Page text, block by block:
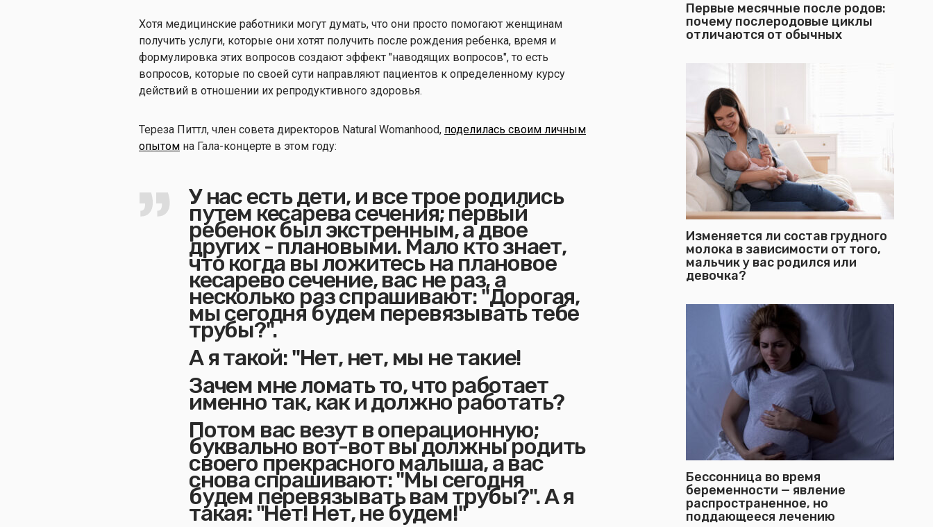
Хотя медицинские работники могут думать, что они просто помогают женщинам
получить услуги, которые они хотят получить после рождения ребенка, время и
формулировка этих вопросов создают эффект "наводящих вопросов", то есть
вопросов, которые по своей сути направляют пациентов к определенному курсу
действий в отношении их репродуктивного здоровья.
Тереза Питтл, член совета директоров Natural Womanhood, поделилась своим личным
опытом на Гала-концерте в этом году:
У нас есть дети, и все трое родились
путем кесарева сечения; первый
ребенок был экстренным, а двое
других - плановыми. Мало кто знает,
что когда вы ложитесь на плановое
кесарево сечение, вас не раз, а
несколько раз спрашивают: "Дорогая,
мы сегодня будем перевязывать тебе
трубы?".
А я такой: "Нет, нет, мы не такие!
Зачем мне ломать то, что работает
именно так, как и должно работать?
Потом вас везут в операционную;
буквально вот-вот вы должны родить
своего прекрасного малыша, а вас
снова спрашивают: "Мы сегодня
будем перевязывать вам трубы?". А я
такая: "Нет! Нет, не будем!"
Первые месячные после родов:
почему послеродовые циклы
отличаются от обычных
Изменяется ли состав грудного
молока в зависимости от того,
мальчик у вас родился или
девочка?
Бессонница во время
беременности — явление
распространенное, но
поддающееся лечению